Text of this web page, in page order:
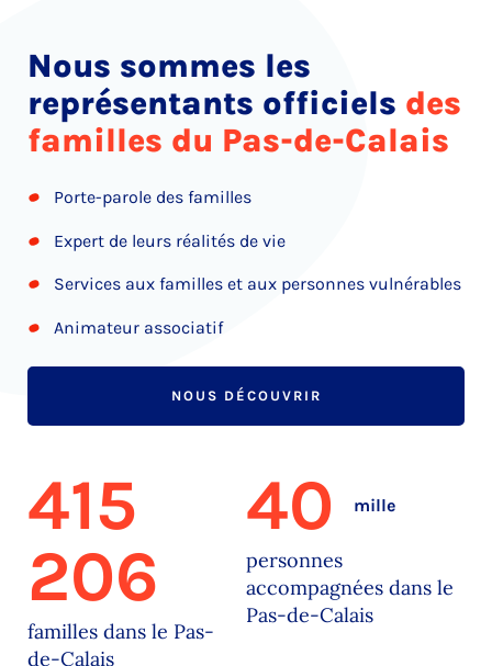
Nous sommes les
représentants officiels des
familles du Pas-de-Calais
Porte-parole des familles
Expert de leurs réalités de vie
Services aux familles et aux personnes vulnérables
Animateur associatif
NOUS DÉCOUVRIR
415
206
familles dans le Pas-
de-Calais
40 mille
personnes
accompagnées dans le
Pas-de-Calais